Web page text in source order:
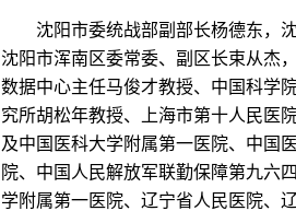
沈阳市委统战部副部长杨德东，沈
沈阳市浑南区委常委、副区长束从杰
数据中心主任马俊才教授、中国科学
究所胡松年教授、上海市第十人民医
及中国医科大学附属第一医院、中国
院、中国人民解放军联勤保障第九六
学附属第一医院、辽宁省人民医院、